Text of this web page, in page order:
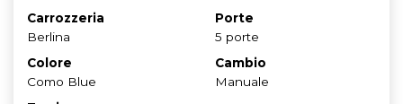
Carrozzeria
Berlina
Porte
5 porte
Colore
Como Blue
Cambio
Manuale